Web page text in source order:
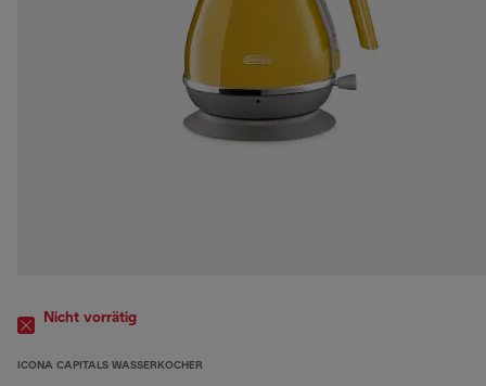
Nicht vorrätig
ICONA CAPITALS WASSERKOCHER